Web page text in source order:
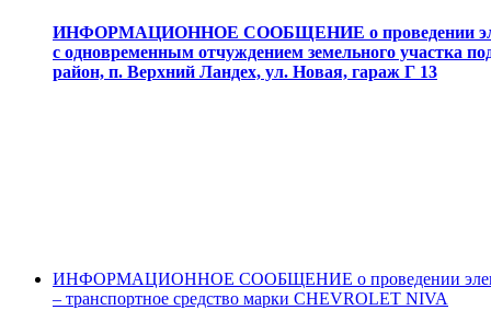
ИНФОРМАЦИОННОЕ СООБЩЕНИЕ о проведении
с одновременным отчуждением земельного участка
район, п. Верхний Ландех, ул. Новая, гараж Г 13
ИНФОРМАЦИОННОЕ СООБЩЕНИЕ о проведении
– транспортное средство марки CHEVROLET NIVA